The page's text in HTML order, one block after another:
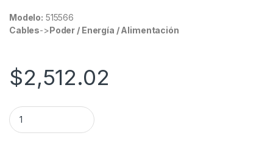
Modelo: 515566
Cables->Poder / Energía / Alimentación
$2,512.02
Intellinet Generador de Tonos y Probador 515566, RJ-45